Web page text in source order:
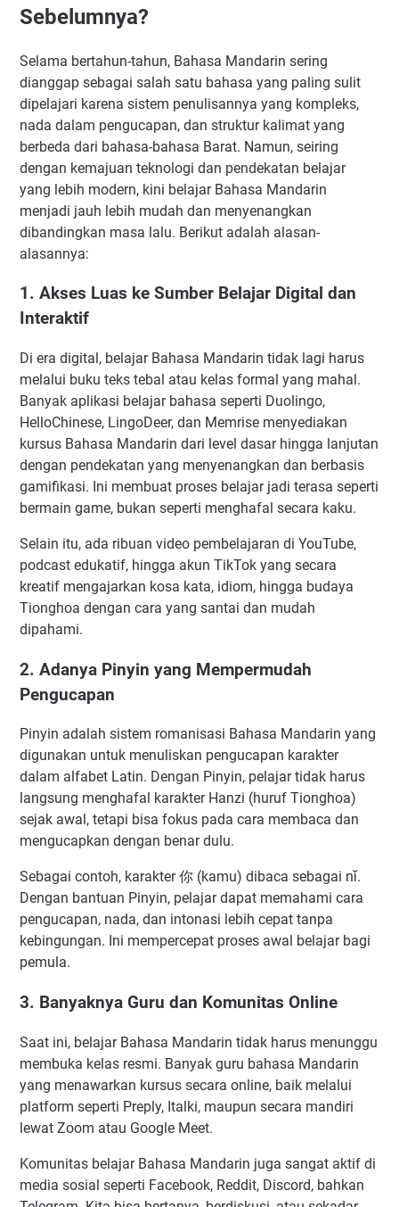
Sebelumnya?
Selama bertahun-tahun, Bahasa Mandarin sering
dianggap sebagai salah satu bahasa yang paling sulit
dipelajari karena sistem penulisannya yang kompleks,
nada dalam pengucapan, dan struktur kalimat yang
berbeda dari bahasa-bahasa Barat. Namun, seiring
dengan kemajuan teknologi dan pendekatan belajar
yang lebih modern, kini belajar Bahasa Mandarin
menjadi jauh lebih mudah dan menyenangkan
dibandingkan masa lalu. Berikut adalah alasan-
alasannya:
1. Akses Luas ke Sumber Belajar Digital dan
Interaktif
Di era digital, belajar Bahasa Mandarin tidak lagi harus
melalui buku teks tebal atau kelas formal yang mahal.
Banyak aplikasi belajar bahasa seperti Duolingo,
HelloChinese, LingoDeer, dan Memrise menyediakan
kursus Bahasa Mandarin dari level dasar hingga lanjutan
dengan pendekatan yang menyenangkan dan berbasis
gamifikasi. Ini membuat proses belajar jadi terasa seperti
bermain game, bukan seperti menghafal secara kaku.
Selain itu, ada ribuan video pembelajaran di YouTube,
podcast edukatif, hingga akun TikTok yang secara
kreatif mengajarkan kosa kata, idiom, hingga budaya
Tionghoa dengan cara yang santai dan mudah
dipahami.
2. Adanya Pinyin yang Mempermudah
Pengucapan
Pinyin adalah sistem romanisasi Bahasa Mandarin yang
digunakan untuk menuliskan pengucapan karakter
dalam alfabet Latin. Dengan Pinyin, pelajar tidak harus
langsung menghafal karakter Hanzi (huruf Tionghoa)
sejak awal, tetapi bisa fokus pada cara membaca dan
mengucapkan dengan benar dulu.
Sebagai contoh, karakter 你 (kamu) dibaca sebagai nǐ.
Dengan bantuan Pinyin, pelajar dapat memahami cara
pengucapan, nada, dan intonasi lebih cepat tanpa
kebingungan. Ini mempercepat proses awal belajar bagi
pemula.
3. Banyaknya Guru dan Komunitas Online
Saat ini, belajar Bahasa Mandarin tidak harus menunggu
membuka kelas resmi. Banyak guru bahasa Mandarin
yang menawarkan kursus secara online, baik melalui
platform seperti Preply, Italki, maupun secara mandiri
lewat Zoom atau Google Meet.
Komunitas belajar Bahasa Mandarin juga sangat aktif di
media sosial seperti Facebook, Reddit, Discord, bahkan